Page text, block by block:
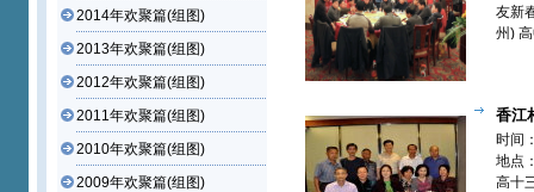
2014年欢聚篇(组图)
2013年欢聚篇(组图)
2012年欢聚篇(组图)
2011年欢聚篇(组图)
2010年欢聚篇(组图)
2009年欢聚篇(组图)
友新
州)
香江
十三组
时间
地点
高十